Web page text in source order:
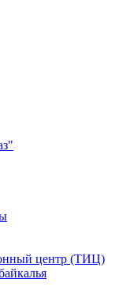
центр (ТИЦ)